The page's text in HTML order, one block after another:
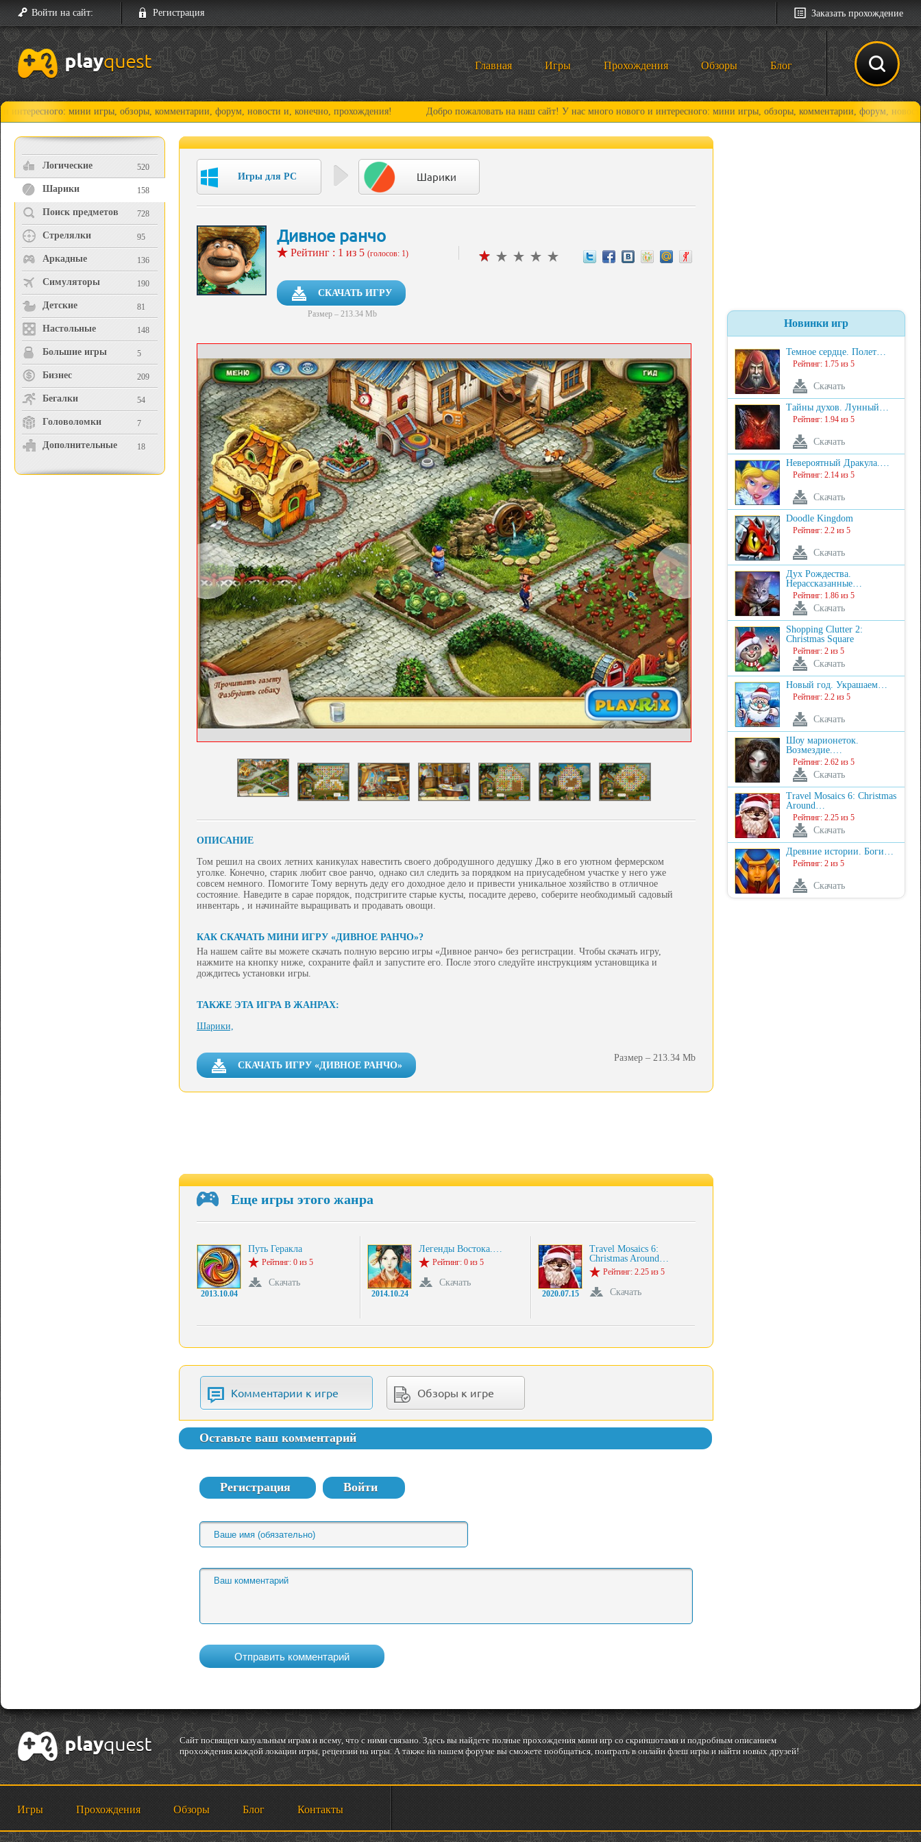
Войти на сайт: Регистрация Заказать прохождение
Главная Игры Прохождения Обзоры Блог
мини игры, обзоры, комментарии, форум, новости и, конечно, прохождения! Добро пожаловать на наш сайт! У нас много нового и интересного: мини игры, обзоры, комментарии, форум, новости и,
Логические 520
Шарики 158
Поиск предметов 728
Стрелялки 95
Аркадные 136
Симуляторы 190
Детские 81
Настольные 148
Большие игры 5
Бизнес 209
Бегалки 54
Головоломки 7
Дополнительные 18
Игры для PC Шарики
Дивное ранчо
Рейтинг : 1 из 5 (голосов: 1)
СКАЧАТЬ ИГРУ
Размер – 213.34 Mb
ОПИСАНИЕ
Том решил на своих летних каникулах навестить своего добродушного дедушку Джо в его уютном фермерском
уголке. Конечно, старик любит свое ранчо, однако сил следить за порядком на приусадебном участке у него уже
совсем немного. Помогите Тому вернуть деду его доходное дело и привести уникальное хозяйство в отличное
состояние. Наведите в сарае порядок, подстригите старые кусты, посадите дерево, соберите необходимый садовый
инвентарь , и начинайте выращивать и продавать овощи.
КАК СКАЧАТЬ МИНИ ИГРУ «ДИВНОЕ РАНЧО»?
На нашем сайте вы можете скачать полную версию игры «Дивное ранчо» без регистрации. Чтобы скачать игру,
нажмите на кнопку ниже, сохраните файл и запустите его. После этого следуйте инструкциям установщика и
дождитесь установки игры.
ТАКЖЕ ЭТА ИГРА В ЖАНРАХ:
Шарики,
СКАЧАТЬ ИГРУ «ДИВНОЕ РАНЧО»
Размер – 213.34 Mb
Еще игры этого жанра
2013.10.04
Путь Геракла
Рейтинг: 0 из 5
Скачать
2014.10.24
Легенды Востока.…
Рейтинг: 0 из 5
Скачать
2020.07.15
Travel Mosaics 6:
Christmas Around…
Рейтинг: 2.25 из 5
Скачать
Комментарии к игре Обзоры к игре
Оставьте ваш комментарий
Регистрация Войти
Новинки игр
Темное сердце. Полет…
Рейтинг: 1.75 из 5
Скачать
Тайны духов. Лунный…
Рейтинг: 1.94 из 5
Скачать
Невероятный Дракула.…
Рейтинг: 2.14 из 5
Скачать
Doodle Kingdom
Рейтинг: 2.2 из 5
Скачать
Дух Рождества.
Нерассказанные…
Рейтинг: 1.86 из 5
Скачать
Shopping Clutter 2:
Christmas Square
Рейтинг: 2 из 5
Скачать
Новый год. Украшаем…
Рейтинг: 2.2 из 5
Скачать
Шоу марионеток.
Возмездие.…
Рейтинг: 2.62 из 5
Скачать
Travel Mosaics 6: Christmas
Around…
Рейтинг: 2.25 из 5
Скачать
Древние истории. Боги…
Рейтинг: 2 из 5
Скачать
Cайт посвящен казуальным играм и всему, что с ними связано. Здесь вы найдете полные прохождения мини игр со скриншотами и подробным описанием
прохождения каждой локации игры, рецензии на игры. А также на нашем форуме вы сможете пообщаться, поиграть в онлайн флеш игры и найти новых друзей!
Игры Прохождения Обзоры Блог Контакты